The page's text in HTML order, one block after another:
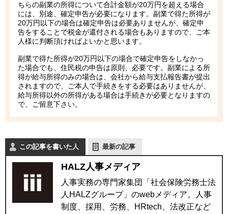
ちらの副業の所得について合計金額が20万円を超える場合
には、別途、確定申告が必要になります。副業で得た所得が
20万円以下の場合は確定申告は必要ありませんが、確定申
告をすることで税金が還付される場合もありますので、ご本
人様に判断頂ければよいかと思います。
副業で得た所得が20万円以下の場合で確定申告をしなかっ
た場合でも、住民税の申告は原則、必要です。副業による所
得が給与所得のみの場合は、会社から給与支払報告書が提出
されますので、ご本人で手続きをする必要はありませんが、
給与所得以外の所得がある場合は手続きが必要となりますの
で、ご留意下さい。
この記事を書いた人 最新の記事
HALZ人事メディア
人事実務の専門家集団「社会保険労務士法
人HALZグループ」のwebメディア。人事
制度、採用、労務、HRtech、法改正など